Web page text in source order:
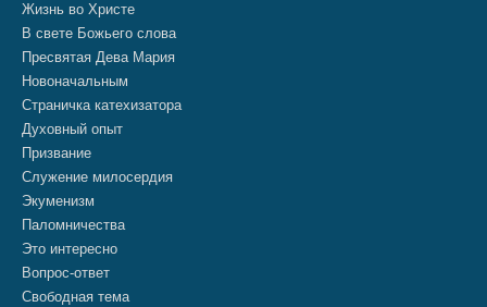
Жизнь во Христе
В свете Божьего слова
Пресвятая Дева Мария
Новоначальным
Страничка катехизатора
Духовный опыт
Призвание
Служение милосердия
Экуменизм
Паломничества
Это интересно
Вопрос-ответ
Свободная тема